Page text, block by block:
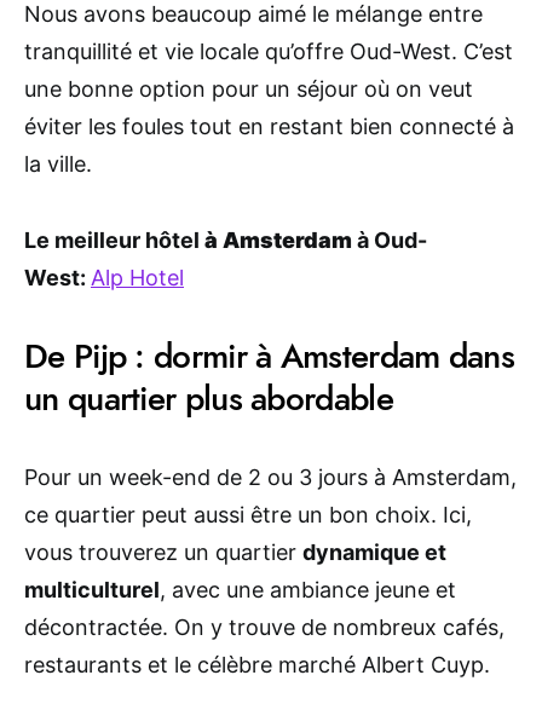
Nous avons beaucoup aimé le mélange entre
tranquillité et vie locale qu’offre Oud-West. C’est
une bonne option pour un séjour où on veut
éviter les foules tout en restant bien connecté à
la ville.
Le meilleur hôtel à Amsterdam à Oud-
West: Alp Hotel
De Pijp : dormir à Amsterdam dans
un quartier plus abordable
Pour un week-end de 2 ou 3 jours à Amsterdam,
ce quartier peut aussi être un bon choix. Ici,
vous trouverez un quartier dynamique et
multiculturel, avec une ambiance jeune et
décontractée. On y trouve de nombreux cafés,
restaurants et le célèbre marché Albert Cuyp.